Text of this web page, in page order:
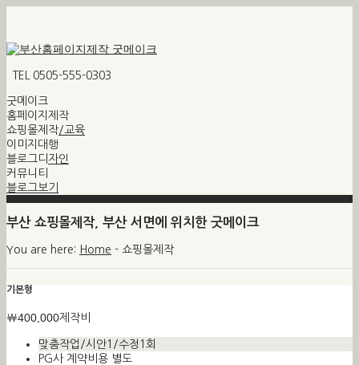
TEL 0505-555-0303
굿메이크
홈페이지제작
쇼핑몰제작/교육
이미지대행
블로그디자인
커뮤니티
블로그보기
부산 쇼핑몰제작, 부산 서면에 위치한 굿메이크
You are here: Home - 쇼핑몰제작
기본형
￦400,000제작비
맞춤작업/시안1/수정1회
PG사 계약비용 별도